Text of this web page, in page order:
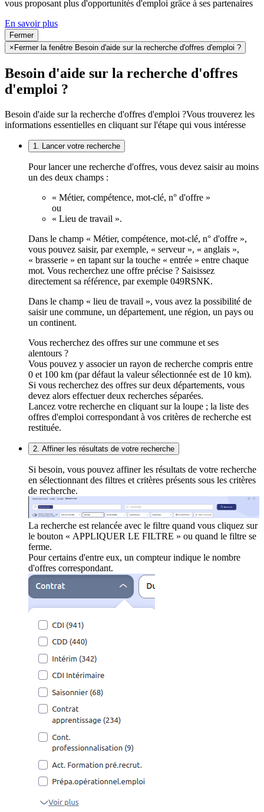
vous proposant plus d'opportunités d'emploi grâce à ses partenaires
En savoir plus
Fermer
× Fermer la fenêtre Besoin d'aide sur la recherche d'offres d'emploi ?
Besoin d'aide sur la recherche d'offres
d'emploi ?
Besoin d'aide sur la recherche d'offres d'emploi ?Vous trouverez les
informations essentielles en cliquant sur l'étape qui vous intéresse
1. Lancer votre recherche
Pour lancer une recherche d'offres, vous devez saisir au moins
un des deux champs :
« Métier, compétence, mot-clé, n° d'offre »
ou
« Lieu de travail ».
Dans le champ « Métier, compétence, mot-clé, n° d'offre »,
vous pouvez saisir, par exemple, « serveur », « anglais »,
« brasserie » en tapant sur la touche « entrée » entre chaque
mot. Vous recherchez une offre précise ? Saisissez
directement sa référence, par exemple 049RSNK.
Dans le champ « lieu de travail », vous avez la possibilité de
saisir une commune, un département, une région, un pays ou
un continent.
Vous recherchez des offres sur une commune et ses
alentours ?
Vous pouvez y associer un rayon de recherche compris entre
0 et 100 km (par défaut la valeur sélectionnée est de 10 km).
Si vous recherchez des offres sur deux départements, vous
devez alors effectuer deux recherches séparées.
Lancez votre recherche en cliquant sur la loupe ; la liste des
offres d'emploi correspondant à vos critères de recherche est
restituée.
2. Affiner les résultats de votre recherche
Si besoin, vous pouvez affiner les résultats de votre recherche
en sélectionnant des filtres et critères présents sous les critères
de recherche.
La recherche est relancée avec le filtre quand vous cliquez sur
le bouton « APPLIQUER LE FILTRE » ou quand le filtre se
ferme.
Pour certains d'entre eux, un compteur indique le nombre
d'offres correspondant.